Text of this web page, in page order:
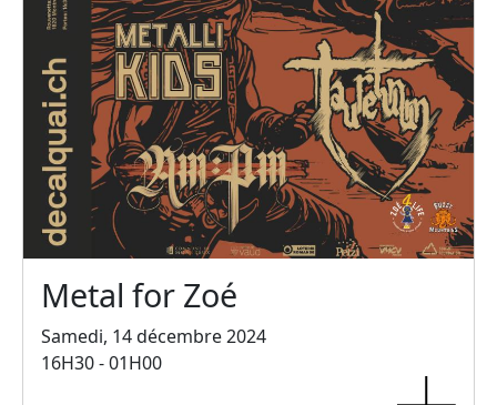
Metal for Zoé
Samedi, 14 décembre 2024
16H30 - 01H00